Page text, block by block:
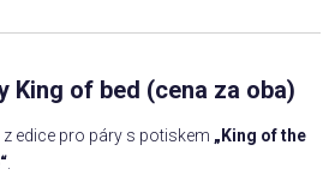
King of bed (cena za oba)
edice pro páry s potiskem „King of the
.